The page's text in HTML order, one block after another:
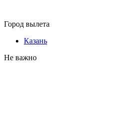
Город вылета
Казань
Не важно